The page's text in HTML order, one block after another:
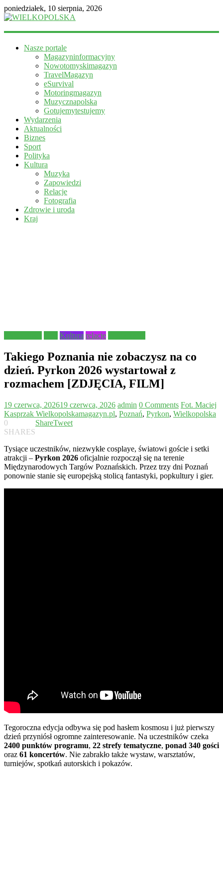
poniedziałek, 10 sierpnia, 2026
WIELKOPOLSKA
informacyjny
Nasze portale
Magazyninformacyjny
Nowotomyskimagazyn
TravelMagazyn
eSurvival
Motoringmagazyn
Muzycznapolska
Gotujemytestujemy
Wydarzenia
Aktualności
Biznes
Sport
Polityka
Kultura
Muzyka
Zapowiedzi
Relacje
Fotografia
Zdrowie i uroda
Kraj
Kultura relacje
Takiego Poznania nie zobaczysz na co
dzień. Pyrkon 2026 wystartował z
rozmachem [ZDJĘCIA, FILM]
19 czerwca, 202619 czerwca, 2026 admin 0 Comments Fot. Maciej
Kasprzak Wielkopolskamagazyn.pl, Poznań, Pyrkon, Wielkopolska
0
SHARES
ShareTweet
Tysiące uczestników, niezwykłe cosplaye, światowi goście i setki
atrakcji – Pyrkon 2026 oficjalnie rozpoczął się na terenie
Międzynarodowych Targów Poznańskich. Przez trzy dni Poznań
ponownie stanie się europejską stolicą fantastyki, popkultury i gier.
Tegoroczna edycja odbywa się pod hasłem kosmosu i już pierwszy
dzień przyniósł ogromne zainteresowanie. Na uczestników czeka
2400 punktów programu, 22 strefy tematyczne, ponad 340 gości
oraz 61 koncertów. Nie zabrakło także wystaw, warsztatów,
turniejów, spotkań autorskich i pokazów.